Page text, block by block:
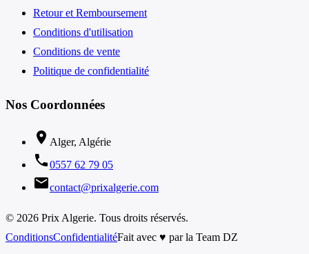
Retour et Remboursement
Conditions d'utilisation
Conditions de vente
Politique de confidentialité
Nos Coordonnées
location_on Alger, Algérie
phone0557 62 79 05
emailcontact@prixalgerie.com
© 2026 Prix Algerie. Tous droits réservés.
ConditionsConfidentialitéFait avec ♥ par la Team DZ